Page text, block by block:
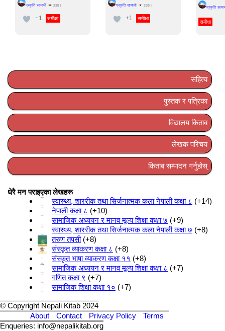
प्रकृति सायामी 238|
+1 समीक्षा
प्रकृति सायामी 238|
+1 समीक्षा
प्रकृति
समीक्षा
सहित्य
पुस्तक र पत्रिका
विद्यालय किताब
लेखक परिचय
किताब सम्पादन गर्नुहोस्
धेरै मन पराइएका लेखहरू
स्वास्थ्य, शाररीक तथा सिर्जनात्मक कला नेपाली कक्षा ८
+14
नेपाली कक्षा ८
+10
सामाजिक अध्ययन र मानव मूल्य शिक्षा कक्षा ७ +9
स्वास्थ्य, शाररीक तथा सिर्जनात्मक कला नेपाली कक्षा ७ +8
तरुण तपसी +8
संस्कृत व्याकरण कक्षा ८
+8
संस्कृत भाषा व्याकरण कक्षा ११
+8
सामाजिक अध्ययन र मानव मूल्य शिक्षा कक्षा ८
+7
गणित कक्षा ९
+7
सामाजिक शिक्षा कक्षा १० +7
© Copyright Nepali Kitab 2024
About
Contact Privacy Policy
Terms
Enqueries: info@nepalikitab.org